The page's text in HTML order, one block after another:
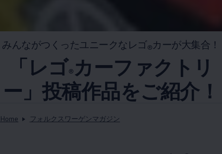
みんながつくったユニークなレゴ®カーが大集合！
「レゴ® カーファクトリ
ー」投稿作品をご紹介！
Home フォルクスワーゲンマガジン